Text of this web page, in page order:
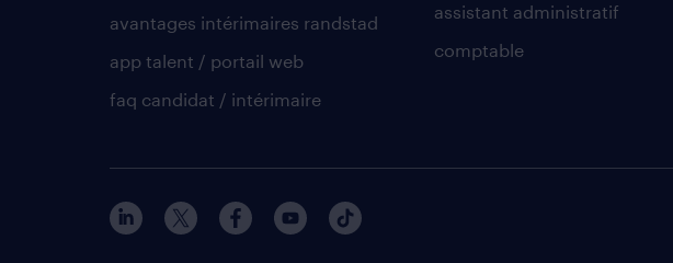
avantages intérimaires randstad
app talent / portail web
faq candidat / intérimaire
assistant administratif
comptable